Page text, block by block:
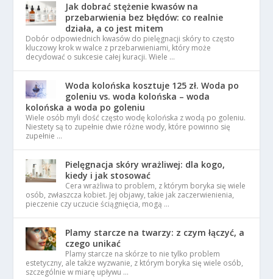
Jak dobrać stężenie kwasów na
przebarwienia bez błędów: co realnie
działa, a co jest mitem
Dobór odpowiednich kwasów do pielęgnacji skóry to często
kluczowy krok w walce z przebarwieniami, który może
decydować o sukcesie całej kuracji. Wiele …
Woda kolońska kosztuje 125 zł. Woda po
goleniu vs. woda kolońska – woda
kolońska a woda po goleniu
Wiele osób myli dość często wodę kolońska z wodą po goleniu.
Niestety są to zupełnie dwie różne wody, które powinno się
zupełnie …
Pielęgnacja skóry wrażliwej: dla kogo,
kiedy i jak stosować
Cera wrażliwa to problem, z którym boryka się wiele
osób, zwłaszcza kobiet. Jej objawy, takie jak zaczerwienienia,
pieczenie czy uczucie ściągnięcia, mogą …
Plamy starcze na twarzy: z czym łączyć, a
czego unikać
Plamy starcze na skórze to nie tylko problem
estetyczny, ale także wyzwanie, z którym boryka się wiele osób,
szczególnie w miarę upływu …